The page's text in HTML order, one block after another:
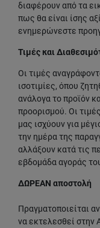
διαφέρουν από τα
πως θα είναι ίσης
ενημερώνεστε
Τιμές και
Οι τιμές
ισοτιμίες, όπου
ανάλογα το προϊόν
προορισμού. Οι
μας ισχύουν για
την ημέρα της
αλλάξουν κατά τις
εβδομάδα αγοράς
ΔΩΡΕΑΝ αποστολή
Πραγματοποιείται
να εκτελεσθεί στην